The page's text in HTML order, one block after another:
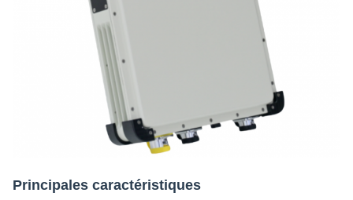
Principales caractéristiques